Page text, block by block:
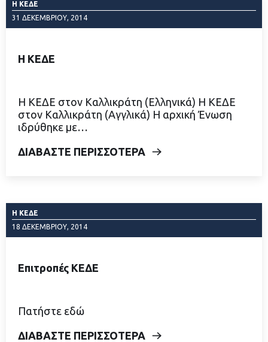
Η ΚΕΔΕ
31 ΔΕΚΕΜΒΡΊΟΥ, 2014
Η ΚΕΔΕ
Η ΚΕΔΕ στον Καλλικράτη (Ελληνικά) Η ΚΕΔΕ
στον Καλλικράτη (Αγγλικά) Η αρχική Ένωση
ιδρύθηκε με…
ΔΙΑΒΑΣΤΕ ΠΕΡΙΣΣΟΤΕΡΑ
Η ΚΕΔΕ
18 ΔΕΚΕΜΒΡΊΟΥ, 2014
Επιτροπές ΚΕΔΕ
Πατήστε εδώ
ΔΙΑΒΑΣΤΕ ΠΕΡΙΣΣΟΤΕΡΑ